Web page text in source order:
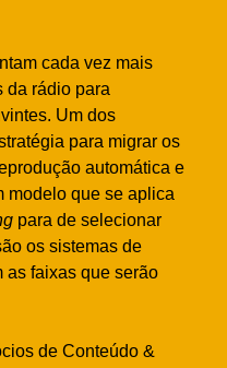
cada vez mais
da rádio para
Um dos
para migrar os
automática e
modelo que se aplica
para de selecionar
os sistemas de
as faixas que serão
de Conteúdo &